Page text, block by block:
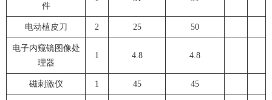
件
电动植皮刀 2 25 50
电子内窥镜图像处
理器
1 4.8 4.8
磁刺激仪 1 45 45